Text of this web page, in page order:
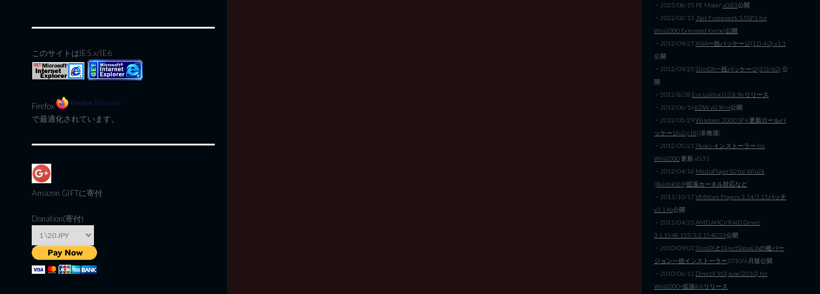
このサイトはIE5.x/IE6
Firefox
で最適化されています。
Amazon GIFTに寄付
Donation(寄付)
・2023/08/15 PE Makerv0.83公開
・2022/02/13 .Net Framework 3.5SP1 for
Win2000 Extended Kernel公開
・2012/09/27XNA一括パッケージ(1.0-4.0) v1.1
公開
・2012/09/25 SlimDX一括パッケージ(2.0/4.0) 公
開
・2012/8/28 Ese Lolifox 0.3.8.9a リリース
・2012/06/16KDW v0.96m公開
・2012/05/29Windows 2000 SP4 更新ロールパ
ッケージv2(r18)(非推奨)
・2012/05/21 iTunes インストーラー for
Win2000更新 v0.31
・2012/04/16 MediaPlayer10 for Win2k
(Build4069)拡張カーネル対応など
・2011/10/17VMWare Playere 3.14/3.15パッチ
v3.14b公開
・2011/04/23 AMD AHCI/RAID Driver
3.1.1548.155/3.2.1540.53公開
・2010/09/01 SlimDXとDirectShowLibの複バー
ジョン一括インストーラー2010/6月版公開
・2010/06/11 DirectX 9.0(June/2010) for
Win2000+拡張Kitリリース